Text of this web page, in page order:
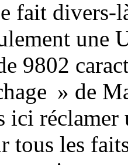
fait divers-
une
9802
» de
ici
tous les